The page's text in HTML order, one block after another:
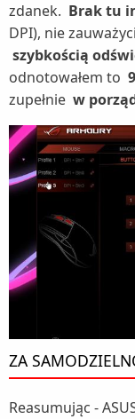
zdanek. Brak tu
DPI), nie
szybkością
odnotowałem to
zupełnie w
ZA
Reasumując -